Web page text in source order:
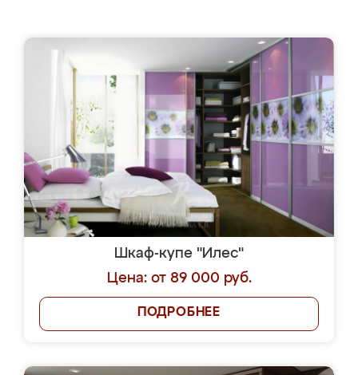
Шкаф-купе "Илес"
Цена: от 89 000 руб.
ПОДРОБНЕЕ